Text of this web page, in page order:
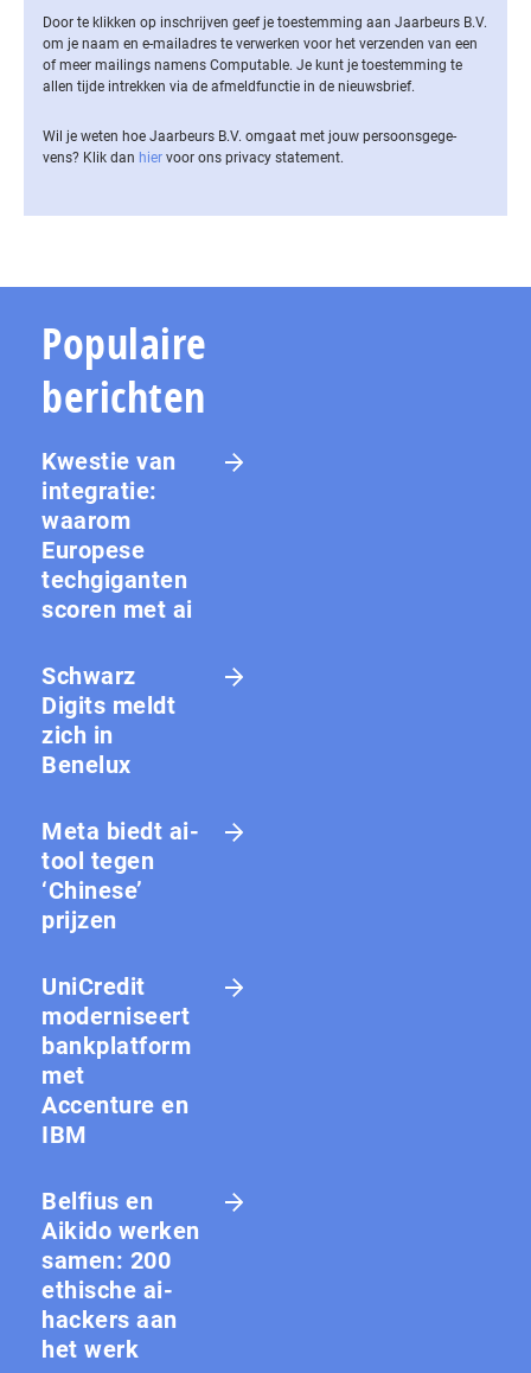
Door te klikken op inschrijven geef je toestemming aan Jaarbeurs B.V.
om je naam en e-mailadres te verwerken voor het verzenden van een
of meer mailings namens Computable. Je kunt je toestemming te
allen tijde intrekken via de af­meld­func­tie in de nieuwsbrief.
Wil je weten hoe Jaarbeurs B.V. omgaat met jouw per­soons­ge­ge­
vens? Klik dan hier voor ons privacy statement.
Populaire
berichten
Kwestie van
integratie:
waarom
Europese
techgiganten
scoren met ai
Schwarz
Digits meldt
zich in
Benelux
Meta biedt ai-
tool tegen
‘Chinese’
prijzen
UniCredit
moderniseert
bankplatform
met
Accenture en
IBM
Belfius en
Aikido werken
samen: 200
ethische ai-
hackers aan
het werk